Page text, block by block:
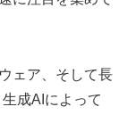
ェア、そして長
成AIによって